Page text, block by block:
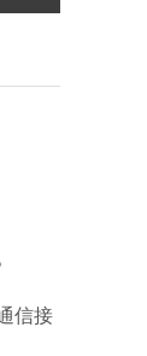
信接